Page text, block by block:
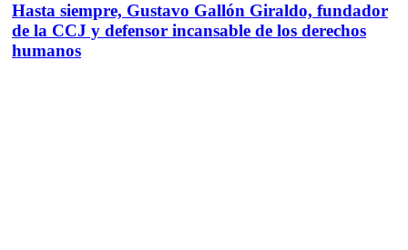
Hasta siempre, Gustavo Gallón Giraldo, fundador
de la CCJ y defensor incansable de los derechos
humanos